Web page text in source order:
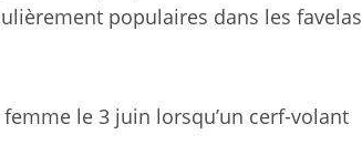
populaires dans les favelas
le 3 juin lorsqu’un cerf-volant